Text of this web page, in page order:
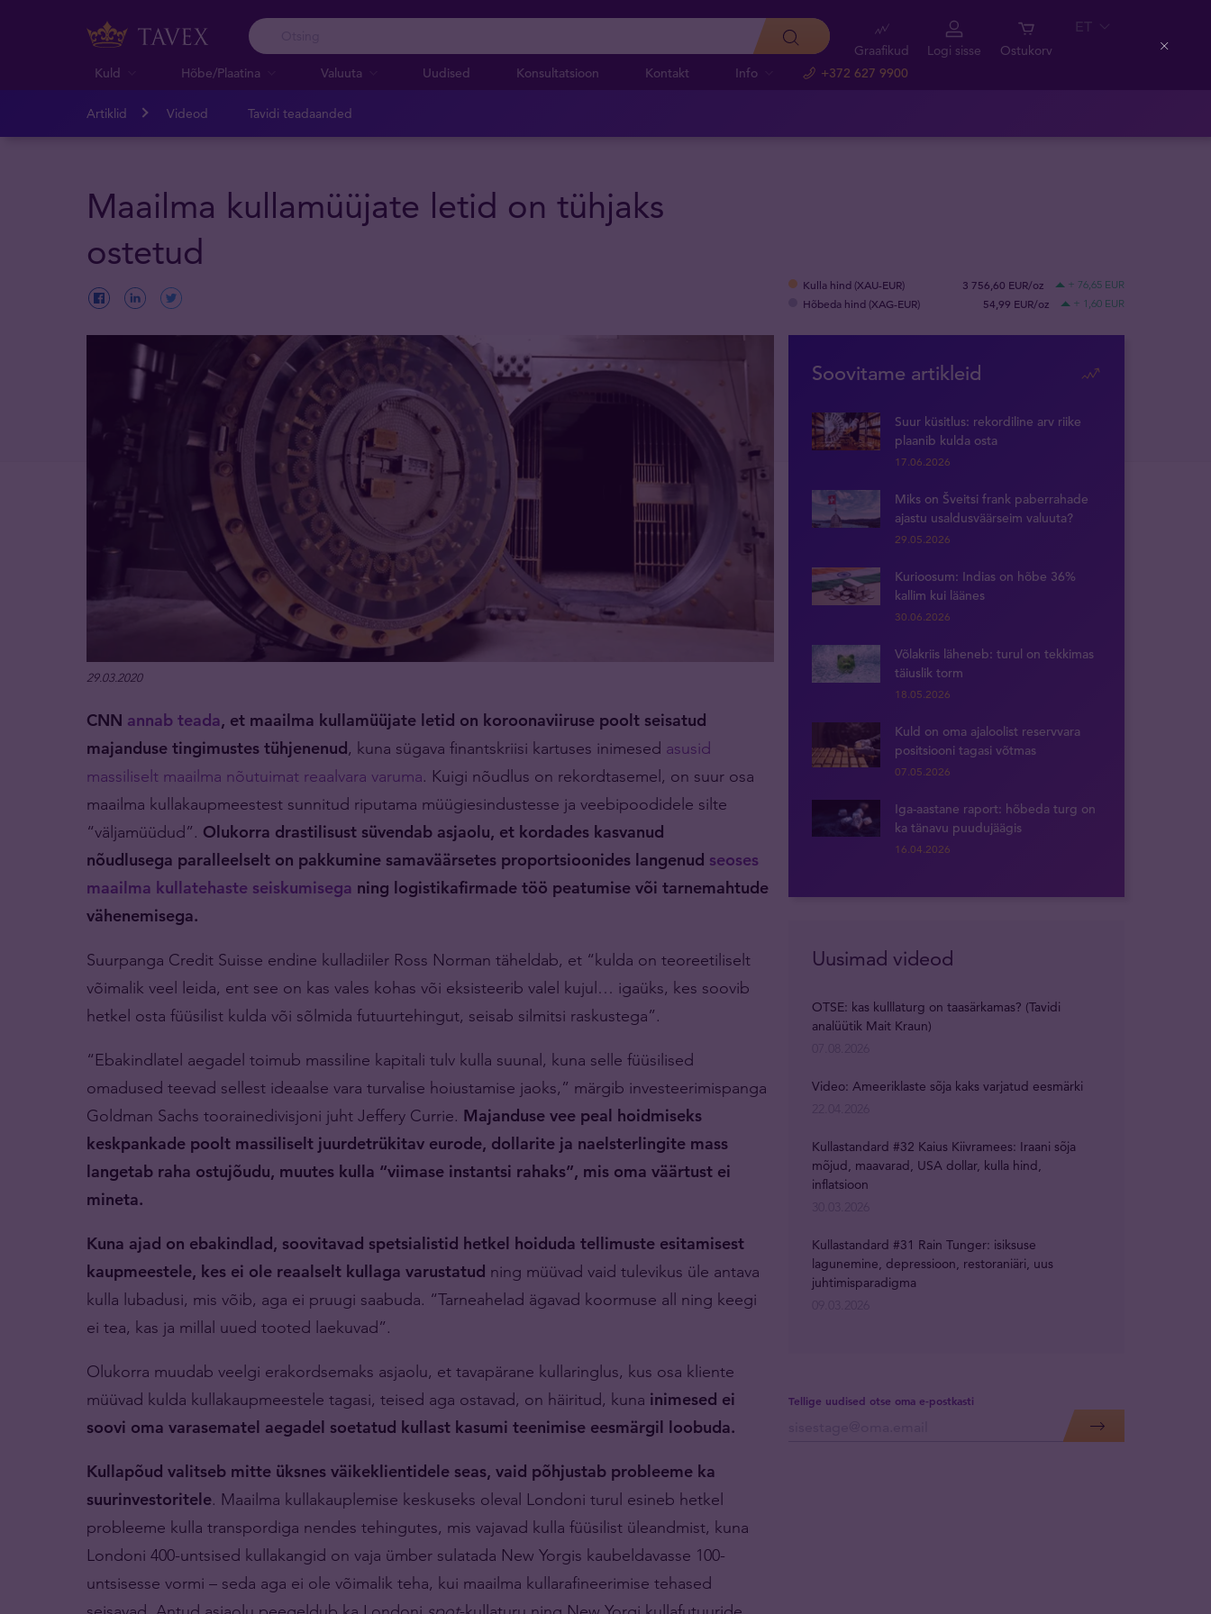
Kuld Hõbe/Plaatina Valuuta Uudised Konsultatsioon Kontakt Info +372 627 9900
Graafikud Logi sisse Ostukorv
ET
Artiklid Videod Tavidi teadaanded
Maailma kullamüüjate letid on tühjaks
ostetud
Kulla hind (XAU-EUR) 3 756,60 EUR/oz + 76,65 EUR
Hõbeda hind (XAG-EUR) 54,99 EUR/oz + 1,60 EUR
29.03.2020
CNN annab teada, et maailma kullamüüjate letid on koroonaviiruse poolt seisatud
majanduse tingimustes tühjenenud, kuna sügava finantskriisi kartuses inimesed asusid
massiliselt maailma nõutuimat reaalvara varuma. Kuigi nõudlus on rekordtasemel, on suur osa
maailma kullakaupmeestest sunnitud riputama müügiesindustesse ja veebipoodidele silte
“väljamüüdud”. Olukorra drastilisust süvendab asjaolu, et kordades kasvanud
nõudlusega paralleelselt on pakkumine samaväärsetes proportsioonides langenud seoses
maailma kullatehaste seiskumisega ning logistikafirmade töö peatumise või tarnemahtude
vähenemisega.
Suurpanga Credit Suisse endine kulladiiler Ross Norman täheldab, et “kulda on teoreetiliselt
võimalik veel leida, ent see on kas vales kohas või eksisteerib valel kujul… igaüks, kes soovib
hetkel osta füüsilist kulda või sõlmida futuurtehingut, seisab silmitsi raskustega”.
“Ebakindlatel aegadel toimub massiline kapitali tulv kulla suunal, kuna selle füüsilised
omadused teevad sellest ideaalse vara turvalise hoiustamise jaoks,” märgib investeerimispanga
Goldman Sachs toorainedivisjoni juht Jeffery Currie. Majanduse vee peal hoidmiseks
keskpankade poolt massiliselt juurdetrükitav eurode, dollarite ja naelsterlingite mass
langetab raha ostujõudu, muutes kulla “viimase instantsi rahaks”, mis oma väärtust ei
mineta.
Kuna ajad on ebakindlad, soovitavad spetsialistid hetkel hoiduda tellimuste esitamisest
kaupmeestele, kes ei ole reaalselt kullaga varustatud ning müüvad vaid tulevikus üle antava
kulla lubadusi, mis võib, aga ei pruugi saabuda. “Tarneahelad ägavad koormuse all ning keegi
ei tea, kas ja millal uued tooted laekuvad”.
Olukorra muudab veelgi erakordsemaks asjaolu, et tavapärane kullaringlus, kus osa kliente
müüvad kulda kullakaupmeestele tagasi, teised aga ostavad, on häiritud, kuna inimesed ei
soovi oma varasematel aegadel soetatud kullast kasumi teenimise eesmärgil loobuda.
Kullapõud valitseb mitte üksnes väikeklientidele seas, vaid põhjustab probleeme ka
suurinvestoritele. Maailma kullakauplemise keskuseks oleval Londoni turul esineb hetkel
probleeme kulla transpordiga nendes tehingutes, mis vajavad kulla füüsilist üleandmist, kuna
Londoni 400-untsised kullakangid on vaja ümber sulatada New Yorgis kaubeldavasse 100-
untsisesse vormi – seda aga ei ole võimalik teha, kui maailma kullarafineerimise tehased
Soovitame artikleid
Suur küsitlus: rekordiline arv riike
plaanib kulda osta
17.06.2026
Miks on Šveitsi frank paberrahade
ajastu usaldusväärseim valuuta?
29.05.2026
Kurioosum: Indias on hõbe 36%
kallim kui läänes
30.06.2026
Võlakriis läheneb: turul on tekkimas
täiuslik torm
18.05.2026
Kuld on oma ajaloolist reservvara
positsiooni tagasi võtmas
07.05.2026
Iga-aastane raport: hõbeda turg on
ka tänavu puudujäägis
16.04.2026
Tellige uudised otse oma e-postkasti
Uusimad videod
OTSE: kas kulllaturg on taasärkamas? (Tavidi
analüütik Mait Kraun)
Video: Ameeriklaste sõja kaks varjatud eesmärki
Kullastandard #32 Kaius Kiivramees: Iraani sõja
mõjud, maavarad, USA dollar, kulla hind,
inflatsioon
Kullastandard #31 Rain Tunger: isiksuse
lagunemine, depressioon, restoraniäri, uus
juhtimisparadigma
Close